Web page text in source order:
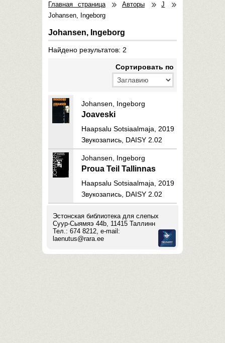
Главная страница Авторы
J
Johansen, Ingeborg
Johansen, Ingeborg
Найдено результатов: 2
Cортировать по
Johansen, Ingeborg
Joaveski
Haapsalu Sotsiaalmaja, 2019
Звукозапись, DAISY 2.02
Johansen, Ingeborg
Proua Teil Tallinnas
Haapsalu Sotsiaalmaja, 2019
Звукозапись, DAISY 2.02
Эстонская библиотека для слепых
Суур-Сыямяэ 44b, 11415 Таллинн
Тел.: 674 8212, e-mail:
laenutus@rara.ee